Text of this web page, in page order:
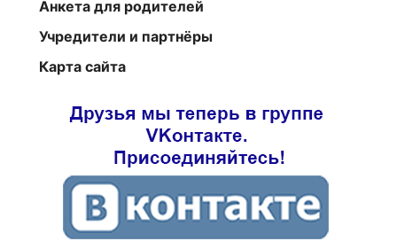
Анкета для родителей
Учредители и партнёры
Карта сайта